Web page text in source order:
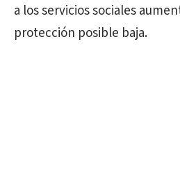
a los servicios sociales
protección posible baja.